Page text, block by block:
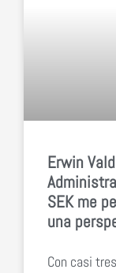
Erwin
SEK me
una
Con casi